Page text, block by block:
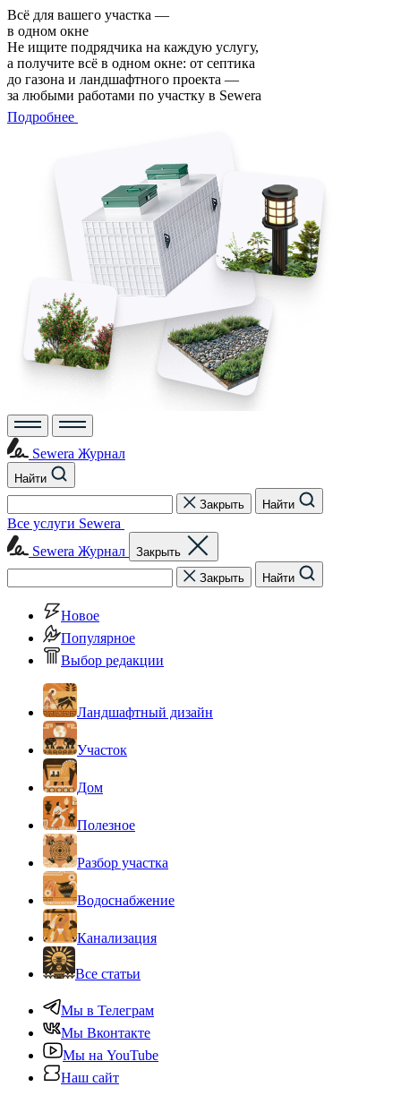
Всё для вашего участка —
в одном окне
Не ищите подрядчика на каждую услугу,
а получите всё в одном окне: от септика
до газона и ландшафтного проекта —
за любыми работами по участку в Sewera
Подробнее
Sewera Журнал
Найти
Закрыть
Найти
Все услуги Sewera
Sewera Журнал
Закрыть
Закрыть
Найти
Новое
Популярное
Выбор редакции
Ландшафтный дизайн
Участок
Дом
Полезное
Разбор участка
Водоснабжение
Канализация
Все статьи
Мы в Телеграм
Мы Вконтакте
Мы на YouTube
Наш сайт